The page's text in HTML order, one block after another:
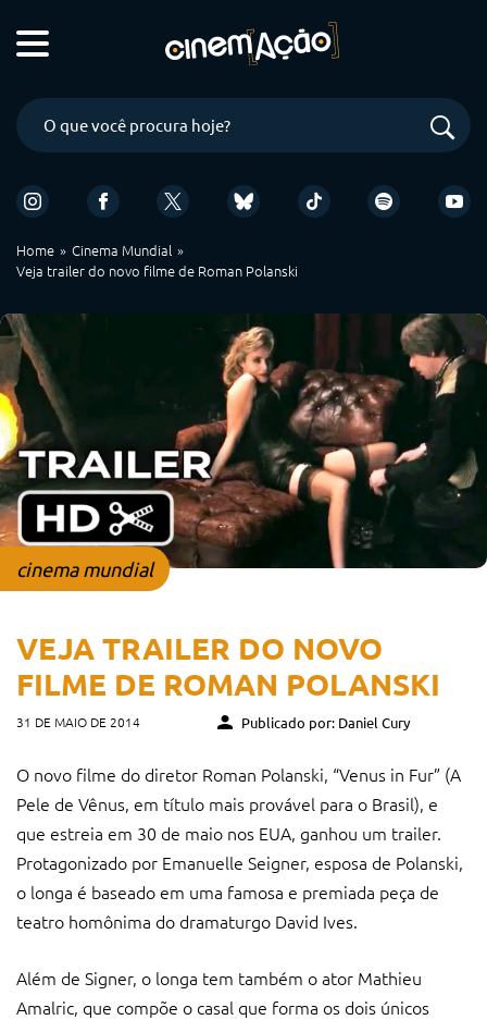
Home
Cinema Mundial
Veja trailer do novo filme de Roman Polanski
cinema mundial
VEJA TRAILER DO NOVO
FILME DE ROMAN POLANSKI
31 DE MAIO DE 2014 Publicado por: Daniel Cury
O novo filme do diretor Roman Polanski, “Venus in Fur” (A
Pele de Vênus, em título mais provável para o Brasil), e
que estreia em 30 de maio nos EUA, ganhou um trailer.
Protagonizado por Emanuelle Seigner, esposa de Polanski,
o longa é baseado em uma famosa e premiada peça de
teatro homônima do dramaturgo David Ives.
Além de Signer, o longa tem também o ator Mathieu
Amalric, que compõe o casal que forma os dois únicos